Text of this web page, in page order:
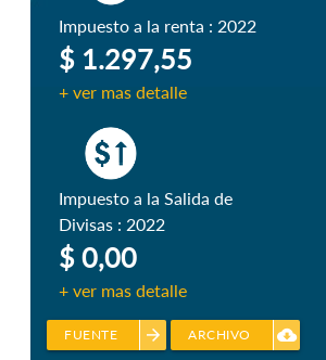
Impuesto a la renta : 2022
$ 1.297,55
+ ver mas detalle
Impuesto a la Salida de
Divisas : 2022
$ 0,00
+ ver mas detalle
arrow_forward
FUENTE cloud_download
ARCHIVO